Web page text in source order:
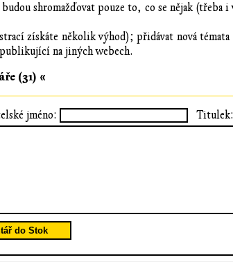
shromažďovat pouze to, co se nějak (třeba
získáte několik výhod); přidávat nová
na jiných webech.
(31) «
jméno: Titulek:
do Stok